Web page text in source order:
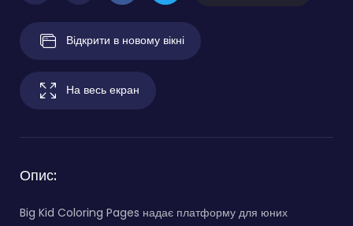
Відкрити в новому вікні
На весь екран
Опис:
Big Kid Coloring Pages надає платформу для юних